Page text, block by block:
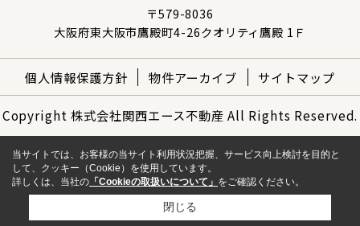
〒579-8036
大阪府東大阪市鷹殿町4-26クオリティ鷹殿 1Ｆ
個人情報保護方針 物件アーカイブ サイトマップ
Copyright 株式会社関西エース不動産 All Rights Reserved.
当サイトでは、お客様の当サイト利用状況把握、サービス向上検討を目的と
して、クッキー（Cookie）を使用しています。
詳しくは、当社の 「Cookieの取扱いについて」 をご確認ください。
閉じる